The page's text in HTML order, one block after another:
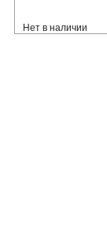
Нет в наличии